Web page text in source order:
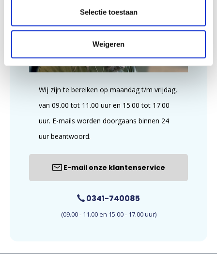
Selectie toestaan
Weigeren
Wij zijn te bereiken op maandag t/m vrijdag,
van 09.00 tot 11.00 uur en 15.00 tot 17.00
uur. E-mails worden doorgaans binnen 24
uur beantwoord.
E-mail onze klantenservice
0341-740085
(09.00 - 11.00 en 15.00 - 17.00 uur)